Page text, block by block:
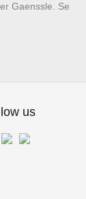
Gaenssle. Se
us